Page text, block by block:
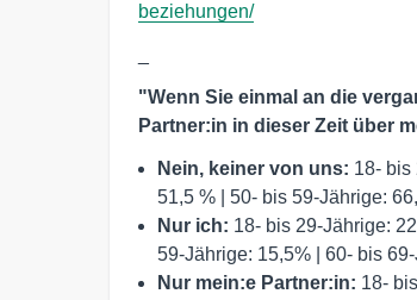
beziehungen/
"Wenn Sie einmal an die
Partner:in in dieser Zeit über
Nein, keiner von uns: 18- bis
51,5 % | 50- bis 59-Jährige:
Nur ich: 18- bis 29-Jährige:
59-Jährige: 15,5% | 60- bis
Nur mein:e Partner:in: 18-